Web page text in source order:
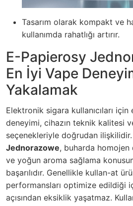
Tasarım olarak kompakt ve
kullanımda rahatlığı artırır.
E-Papierosy
En İyi Vape
Yakalamak
Elektronik sigara kullanıcıları
deneyimi, cihazın teknik kalitesi
seçenekleriyle doğrudan ilişkilidir.
Jednorazowe, buharda homojen
ve yoğun aroma sağlama
başarılıdır. Genellikle kullan-at
performansları optimize edildiği
açısından eksiklik yaşatmaz.